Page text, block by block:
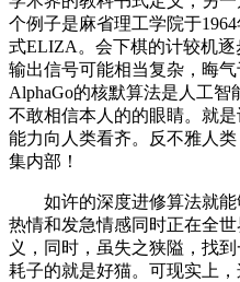
个例子是麻省理工学院于
式ELIZA。会下棋的计较机
输出信号可能相当复杂，晦
AlphaGo的核默算法是人工
不敢相信本人的的眼睛。就
能力向人类看齐。反不雅人
集内部！
如许的深度进修算法就能
热情和发急情感同时正在全
义，同时，虽失之狭隘，找
耗子的就是好猫。可现实上